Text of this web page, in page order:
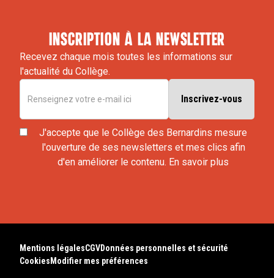
inscription à la newsletter
Recevez chaque mois toutes les informations sur
l'actualité du Collège.
J'accepte que le Collège des Bernardins mesure
l'ouverture de ses newsletters et mes clics afin
d'en améliorer le contenu. En savoir plus
Mentions légalesCGVDonnées personnelles et sécurité
Cookies Modifier mes préférences